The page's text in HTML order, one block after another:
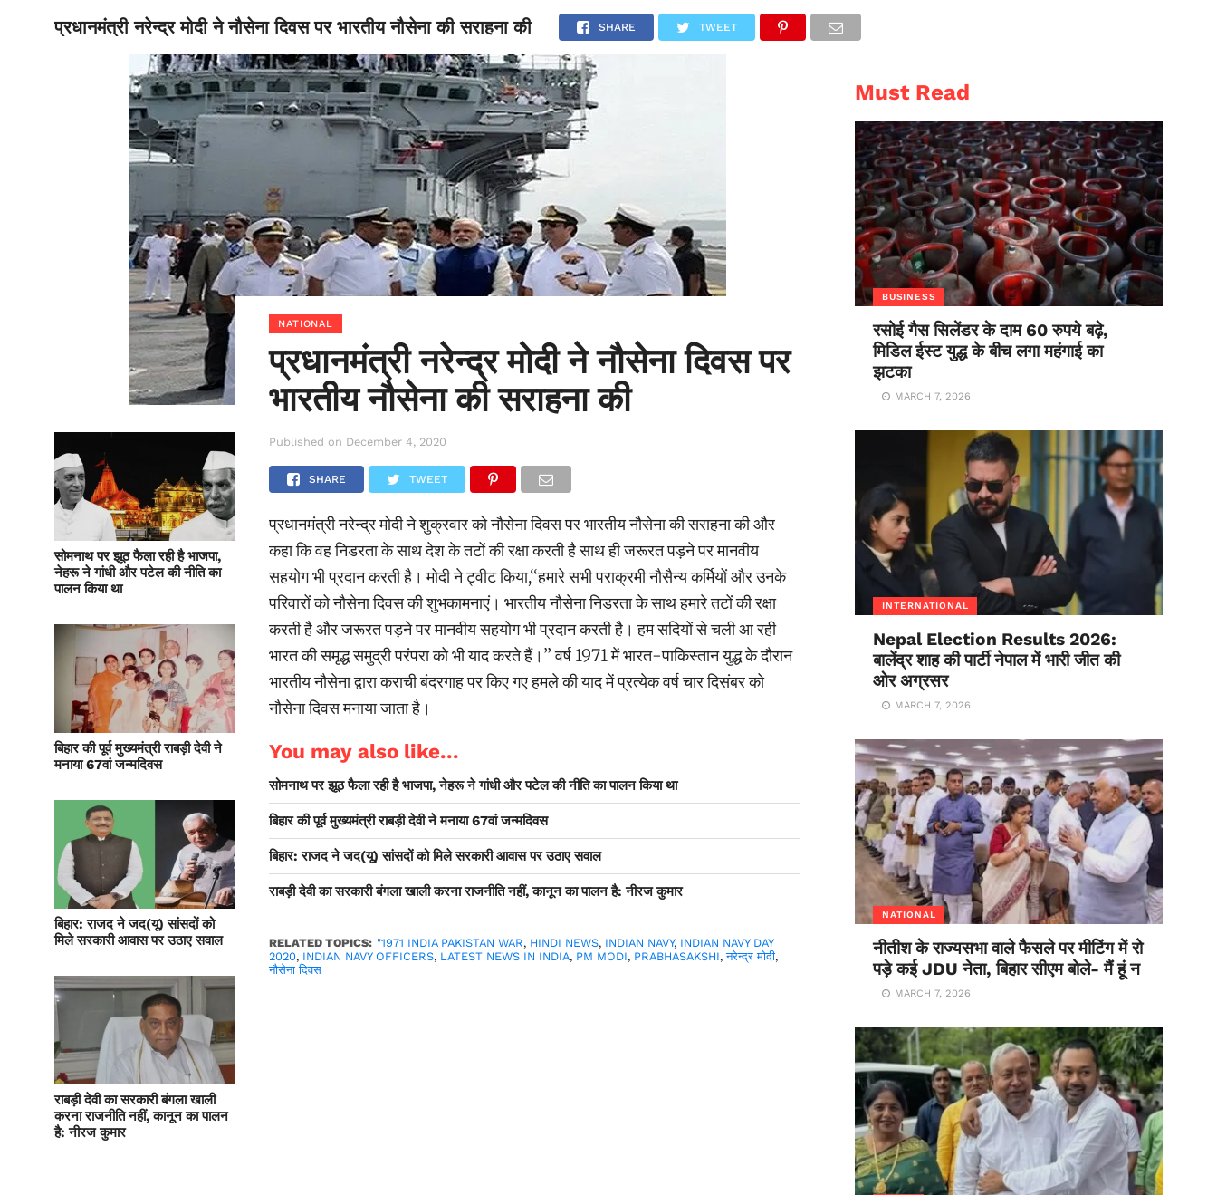
BIHAR NATIONAL SPORTS SCIENCE POLITICS INTERNATIONAL
प्रधानमंत्री नरेन्द्र मोदी ने नौसेना दिवस पर भारतीय नौसेना की सराहना की SHARE TWEET
सोमनाथ पर झूठ फैला रही है भाजपा,
नेहरू ने गांधी और पटेल की नीति का
पालन किया था
बिहार की पूर्व मुख्यमंत्री राबड़ी देवी ने
मनाया 67वां जन्मदिवस
बिहार: राजद ने जद(यू) सांसदों को
मिले सरकारी आवास पर उठाए सवाल
राबड़ी देवी का सरकारी बंगला खाली
करना राजनीति नहीं, कानून का पालन
है: नीरज कुमार
NATIONAL
प्रधानमंत्री नरेन्द्र मोदी ने नौसेना दिवस पर
भारतीय नौसेना की सराहना की
Published on December 4, 2020
SHARE TWEET
प्रधानमंत्री नरेन्द्र मोदी ने शुक्रवार को नौसेना दिवस पर भारतीय नौसेना की सराहना की और
कहा कि वह निडरता के साथ देश के तटों की रक्षा करती है साथ ही जरूरत पड़ने पर मानवीय
सहयोग भी प्रदान करती है। मोदी ने ट्वीट किया,‘‘हमारे सभी पराक्रमी नौसैन्य कर्मियों और उनके
परिवारों को नौसेना दिवस की शुभकामनाएं। भारतीय नौसेना निडरता के साथ हमारे तटों की रक्षा
करती है और जरूरत पड़ने पर मानवीय सहयोग भी प्रदान करती है। हम सदियों से चली आ रही
भारत की समृद्ध समुद्री परंपरा को भी याद करते हैं।’’ वर्ष 1971 में भारत-पाकिस्तान युद्ध के दौरान
भारतीय नौसेना द्वारा कराची बंदरगाह पर किए गए हमले की याद में प्रत्येक वर्ष चार दिसंबर को
नौसेना दिवस मनाया जाता है।
You may also like...
सोमनाथ पर झूठ फैला रही है भाजपा, नेहरू ने गांधी और पटेल की नीति का पालन किया था
बिहार की पूर्व मुख्यमंत्री राबड़ी देवी ने मनाया 67वां जन्मदिवस
बिहार: राजद ने जद(यू) सांसदों को मिले सरकारी आवास पर उठाए सवाल
राबड़ी देवी का सरकारी बंगला खाली करना राजनीति नहीं, कानून का पालन है: नीरज कुमार
RELATED TOPICS: "1971 INDIA PAKISTAN WAR, HINDI NEWS, INDIAN NAVY, INDIAN NAVY DAY
2020, INDIAN NAVY OFFICERS, LATEST NEWS IN INDIA, PM MODI, PRABHASAKSHI,नरेन्द्र मोदी,
नौसेना दिवस
Must Read
BUSINESS
रसोई गैस सिलेंडर के दाम 60 रुपये बढ़े,
मिडिल ईस्ट युद्ध के बीच लगा महंगाई का
झटका
MARCH 7, 2026
INTERNATIONAL
Nepal Election Results 2026:
बालेंद्र शाह की पार्टी नेपाल में भारी जीत की
ओर अग्रसर
MARCH 7, 2026
NATIONAL
नीतीश के राज्यसभा वाले फैसले पर मीटिंग में रो
पड़े कई JDU नेता, बिहार सीएम बोले- मैं हूं न
MARCH 7, 2026